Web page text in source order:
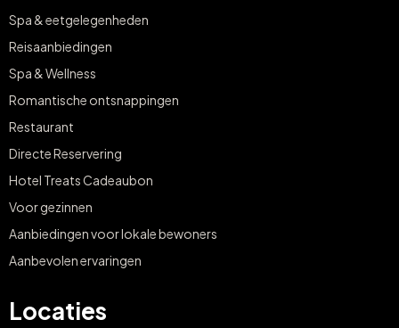
Spa & eetgelegenheden
Reisaanbiedingen
Spa & Wellness
Romantische ontsnappingen
Restaurant
Directe Reservering
Hotel Treats Cadeaubon
Voor gezinnen
Aanbiedingen voor lokale bewoners
Aanbevolen ervaringen
Locaties